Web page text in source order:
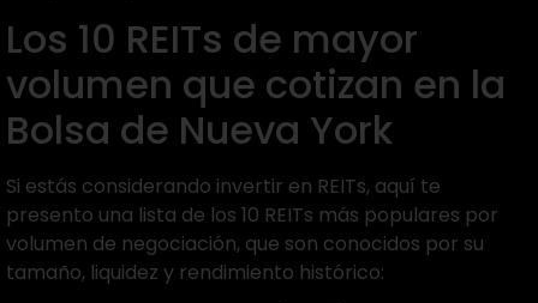
Los 10 REITs de mayor
volumen que cotizan en la
Bolsa de Nueva York
Si estás considerando invertir en REITs, aquí te
presento una lista de los 10 REITs más populares por
volumen de negociación, que son conocidos por su
tamaño, liquidez y rendimiento histórico: